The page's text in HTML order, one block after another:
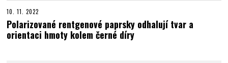
10. 11. 2022
Polarizované rentgenové paprsky odhalují tvar a
orientaci hmoty kolem černé díry